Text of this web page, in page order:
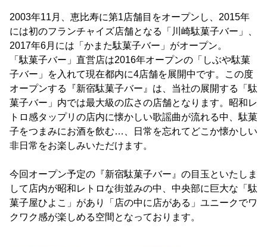
2003年11月、恵比寿に第1店舗目をオープンし、2015年
には初のフランチャイズ店舗となる「川崎駄菓子バー」、
2017年6月には「かまた駄菓子バー」がオープン。
「駄菓子バー」直営店は2016年オープンの「しぶや駄菓
子バー」を入れて現在都内に4店舗を展開中です。この度
オープンする『新宿駄菓子バー』は、当社の展開する「駄
菓子バー」内では最大級の広さの店舗となります。昭和レ
トロ感タップリの店内に懐かしい歌謡曲が流れる中、駄菓
子をつまみにお酒を飲む…、日常を忘れてどこか懐かしい
非日常をお楽しみいただけます。
今回オープン予定の『新宿駄菓子バー』の目玉といたしま
して店内が昭和レトロな街並みの中、中央部に巨大な「駄
菓子屋ひよこ」があり「店の中に店がある」ユニークでワ
クワク感が楽しめる空間となっております。